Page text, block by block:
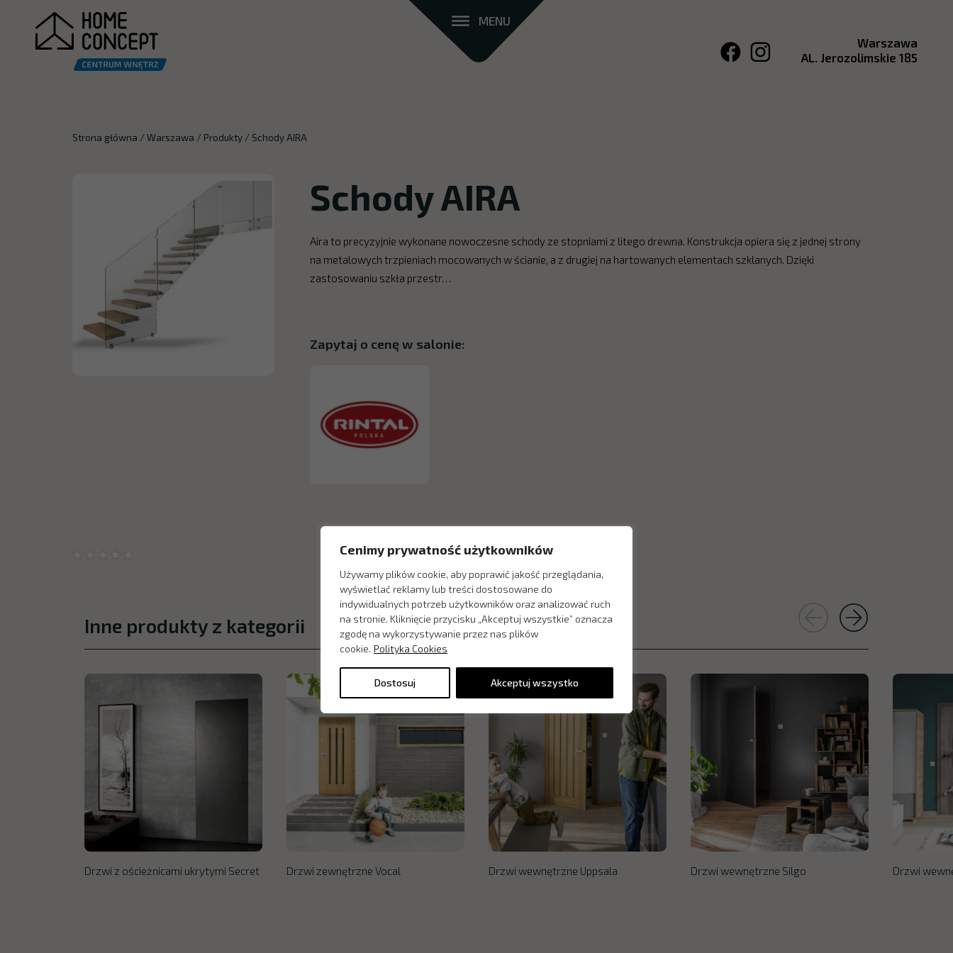
Cenimy prywatność użytkowników
Używamy plików cookie, aby poprawić jakość przeglądania,
wyświetlać reklamy lub treści dostosowane do
indywidualnych potrzeb użytkowników oraz analizować ruch
na stronie. Kliknięcie przycisku „Akceptuj wszystkie” oznacza
zgodę na wykorzystywanie przez nas plików
cookie. Polityka Cookies
Dostosuj Akceptuj wszystko
MENU
Warszawa
AL. Jerozolimskie 185
Strona główna /Warszawa /Produkty / Schody AIRA
Schody AIRA
Aira to precyzyjnie wykonane nowoczesne schody ze stopniami z litego drewna. Konstrukcja opiera się z jednej strony
na metalowych trzpieniach mocowanych w ścianie, a z drugiej na hartowanych elementach szklanych. Dzięki
zastosowaniu szkła przestr…
Zapytaj o cenę w salonie:
Inne produkty z kategorii
Drzwi z ościeżnicami ukrytymi Secret Drzwi zewnętrzne Vocal Drzwi wewnętrzne Uppsala Drzwi wewnętrzne Silgo Drzwi